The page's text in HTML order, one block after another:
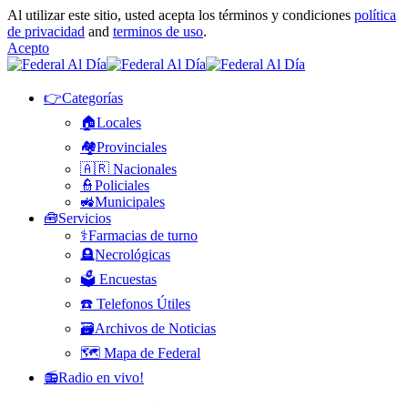
Al utilizar este sitio, usted acepta los términos y condiciones política
de privacidad and terminos de uso.
Acepto
👉Categorías
🏠Locales
🏘️Provinciales
🇦🇷 Nacionales
👮Policiales
🚜Municipales
🧰Servicios
⚕️Farmacias de turno
🪦Necrológicas
🗳️ Encuestas
☎️ Telefonos Útiles
🗃️Archivos de Noticias
🗺️ Mapa de Federal
📻Radio en vivo!